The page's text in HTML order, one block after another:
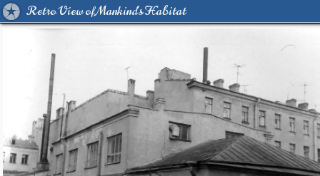
Retro View of Mankind's Habitat